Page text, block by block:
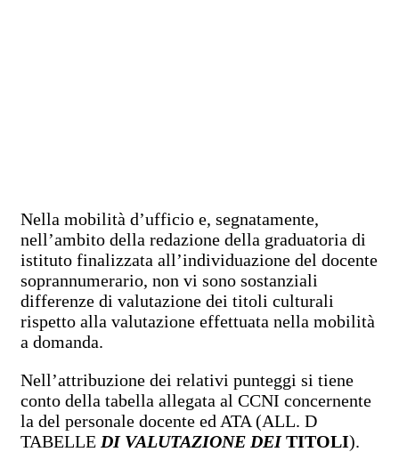
Nella mobilità d’ufficio e, segnatamente,
nell’ambito della redazione della graduatoria di
istituto finalizzata all’individuazione del docente
soprannumerario, non vi sono sostanziali
differenze di valutazione dei titoli culturali
rispetto alla valutazione effettuata nella mobilità
a domanda.
Nell’attribuzione dei relativi punteggi si tiene
conto della tabella allegata al CCNI concernente
la del personale docente ed ATA (ALL. D
TABELLE DI VALUTAZIONE DEI TITOLI).